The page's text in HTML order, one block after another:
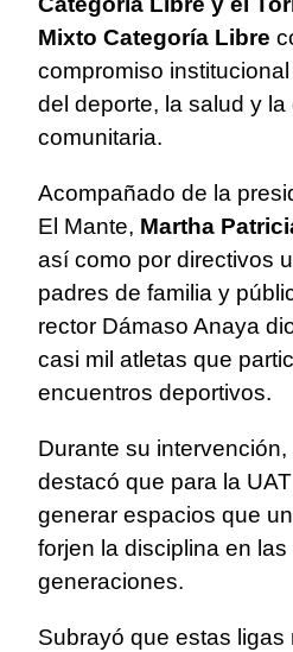
Mixto Categoría Libre
compromiso
del deporte, la salud y
comunitaria.
Acompañado de la
El Mante, Martha
así como por directivos
padres de familia y
rector Dámaso Anaya
casi mil atletas que
encuentros deportivos.
Durante su
destacó que para la
generar espacios que
forjen la disciplina en
generaciones.
Subrayó que estas ligas